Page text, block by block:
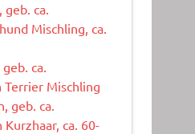
geb. ca.
Mischling, ca.
ca.
Terrier Mischling
geb. ca.
ca. 60-